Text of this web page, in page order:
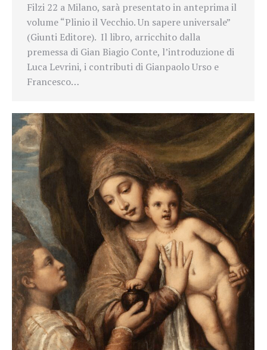
Filzi 22 a Milano, sarà presentato in anteprima il
volume “Plinio il Vecchio. Un sapere universale”
(Giunti Editore). Il libro, arricchito dalla
premessa di Gian Biagio Conte, l’introduzione di
Luca Levrini, i contributi di Gianpaolo Urso e
Francesco…